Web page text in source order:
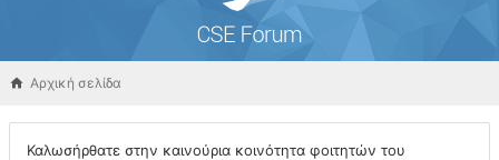
Αρχική σελίδα
Καλωσήρθατε στην καινούρια κοινότητα φοιτητών του